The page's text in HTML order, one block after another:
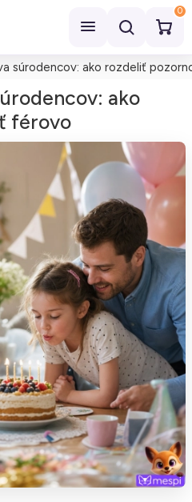
0
súrodencov: ako rozdeliť
ako
férovo